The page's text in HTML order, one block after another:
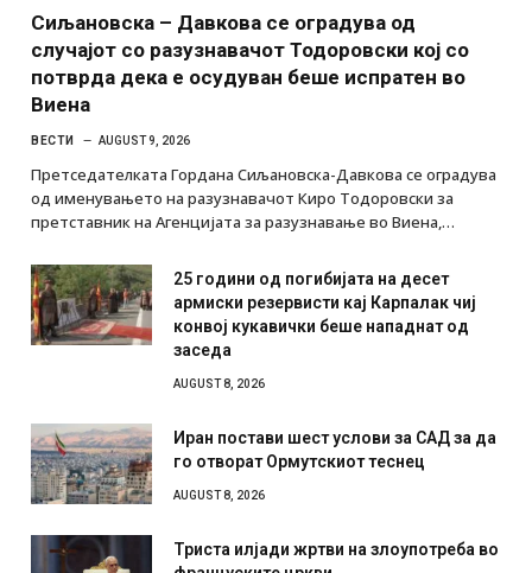
Сиљановска – Давкова се оградува од
случајот со разузнавачот Тодоровски кој со
потврда дека е осудуван беше испратен во
Виена
ВЕСТИ AUGUST 9, 2026
Претседателката Гордана Сиљановска-Давкова се оградува
од именувањето на разузнавачот Киро Тодоровски за
претставник на Агенцијата за разузнавање во Виена,…
25 години од погибијата на десет
армиски резервисти кај Карпалак чиј
конвој кукавички беше нападнат од
заседа
AUGUST 8, 2026
Иран постави шест услови за САД за да
го отворат Ормутскиот теснец
AUGUST 8, 2026
Триста илјади жртви на злоупотреба во